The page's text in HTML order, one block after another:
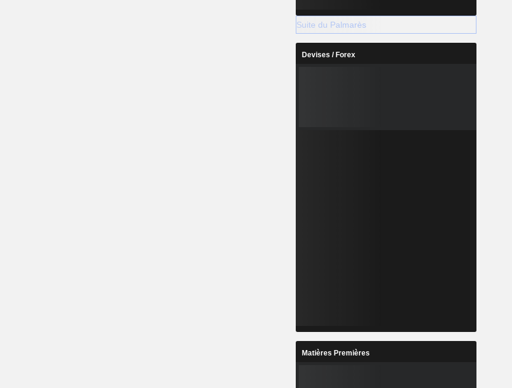
Suite du Palmarès
Devises / Forex
Matières Premières